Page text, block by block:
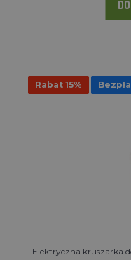
Rabat 15%
Elektryczna kruszarka